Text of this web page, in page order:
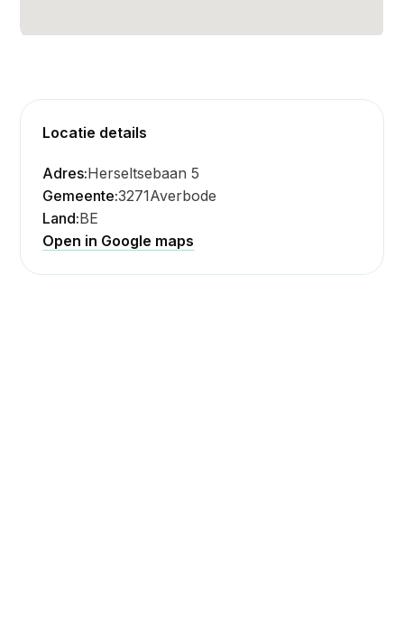
Locatie details
Adres:Herseltsebaan 5
Gemeente:3271Averbode
Land:BE
Open in Google maps